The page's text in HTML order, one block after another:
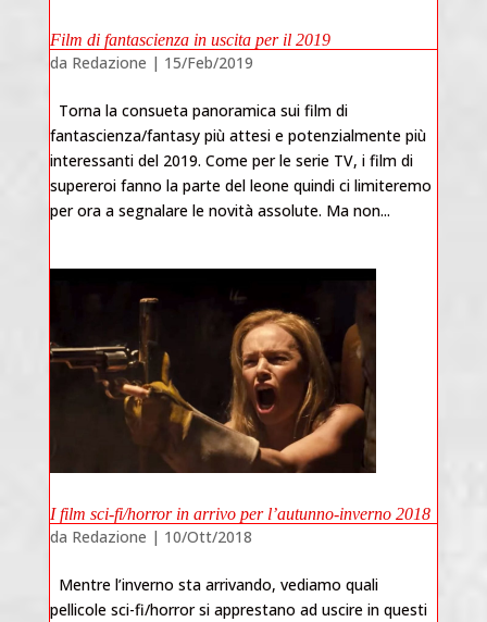
Film di fantascienza in uscita per il 2019
da Redazione | 15/Feb/2019
Torna la consueta panoramica sui film di
fantascienza/fantasy più attesi e potenzialmente più
interessanti del 2019. Come per le serie TV, i film di
supereroi fanno la parte del leone quindi ci limiteremo
per ora a segnalare le novità assolute. Ma non...
I film sci-fi/horror in arrivo per l’autunno-inverno 2018
da Redazione | 10/Ott/2018
Mentre l’inverno sta arrivando, vediamo quali
pellicole sci-fi/horror si apprestano ad uscire in questi